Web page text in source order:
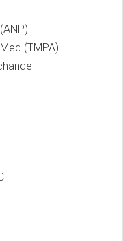
(TMPA)